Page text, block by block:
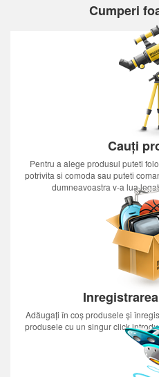
Cumperi
Cauți
Pentru a alege produsul puteti
potrivita si comoda sau puteti
dumneavoastra v-a lua
Adăugați în coș produsele și
produsele cu un singur click